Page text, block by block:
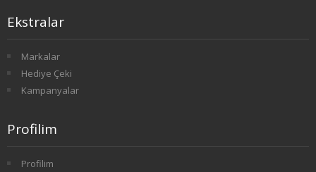
HALKLA İLİŞKİLER VE REKLAMCILIK
1. SINIF 1. YARIYIL HALKLA İLİŞKİLER
1. SINIF 2. YARIYIL HALKLA İLİŞKİLER
2. SINIF 3. YARIYIL HALKLA İLİŞKİLER
Ekstralar
Markalar
Hediye Çeki
Kampanyalar
Profilim
Profilim